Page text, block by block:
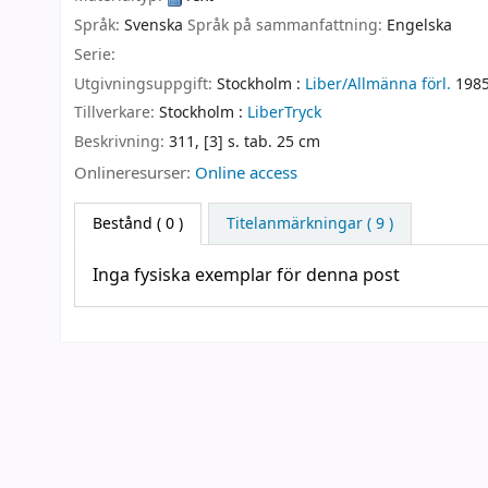
Språk: Svenska Språk på sammanfattning: Engelska
Serie:
Utgivningsuppgift: Stockholm : Liber/Allmänna förl.
Tillverkare: Stockholm : LiberTryck
Beskrivning: 311, [3] s. tab. 25 cm
Onlineresurser: Online access
Bestånd ( 0 ) Titelanmärkningar ( 9 )
Inga fysiska exemplar för denna post